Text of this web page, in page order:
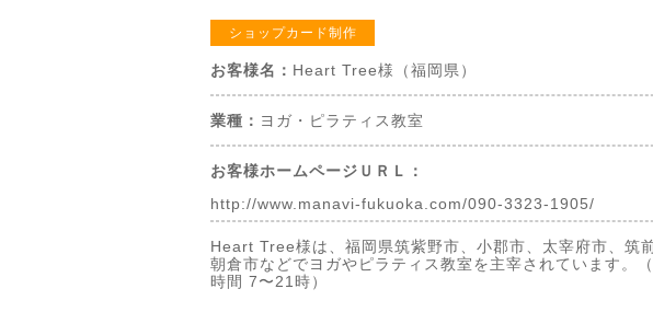
ショップカード制作
お客様名： Heart Tree様（福岡県）
業種： ヨガ・ピラティス教室
お客様ホームページＵＲＬ：
http://www.manavi-fukuoka.com/090-3323-1905/
Heart Tree様は、福岡県筑紫野市、小郡市、太宰府市、筑前
朝倉市などでヨガやピラティス教室を主宰されています。
時間 7〜21時）